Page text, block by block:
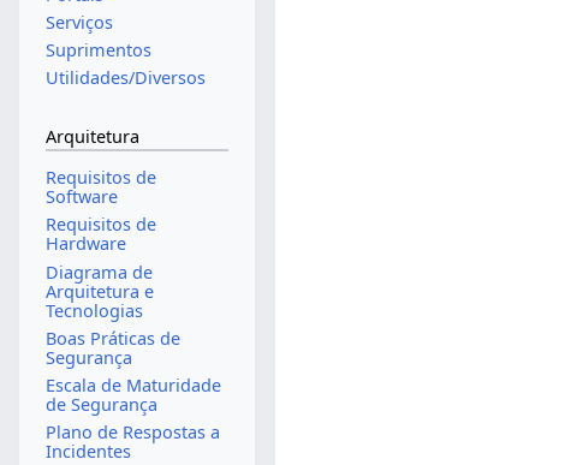
Serviços
Suprimentos
Utilidades/Diversos
Arquitetura
Requisitos de
Software
Requisitos de
Hardware
Diagrama de
Arquitetura e
Tecnologias
Boas Práticas de
Segurança
Escala de Maturidade
de Segurança
Plano de Respostas a
Incidentes